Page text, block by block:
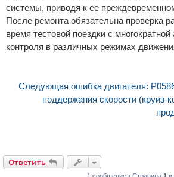
системы, приводя к ее
После ремонта обязательна проверка
время тестовой поездки с многократной
контроля в различных режимах
Следующая ошибка двигателя:
поддержания скорости (круиз-
Ответить